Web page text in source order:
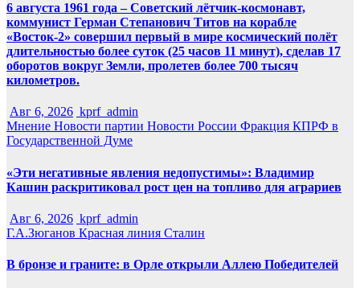
6 августа 1961 года – Советский лётчик-космонавт,
коммунист Герман Степанович Титов на корабле
«Восток-2» совершил первый в мире космический полёт
длительностью более суток (25 часов 11 минут), сделав 17
оборотов вокруг Земли, пролетев более 700 тысяч
километров.
Авг 6, 2026 kprf_admin
Мнение Новости партии Новости России Фракция КПРФ в
Государственной Думе
«Эти негативные явления недопустимы»: Владимир
Кашин раскритиковал рост цен на топливо для аграриев
Авг 6, 2026 kprf_admin
Г.А.Зюганов Красная линия Сталин
В бронзе и граните: в Орле открыли Аллею Победителей